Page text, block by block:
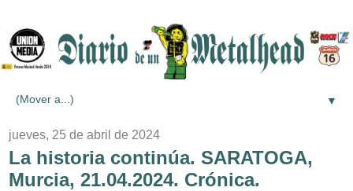
▼
jueves, 25 de abril de 2024
La historia continúa. SARATOGA,
Murcia, 21.04.2024. Crónica.